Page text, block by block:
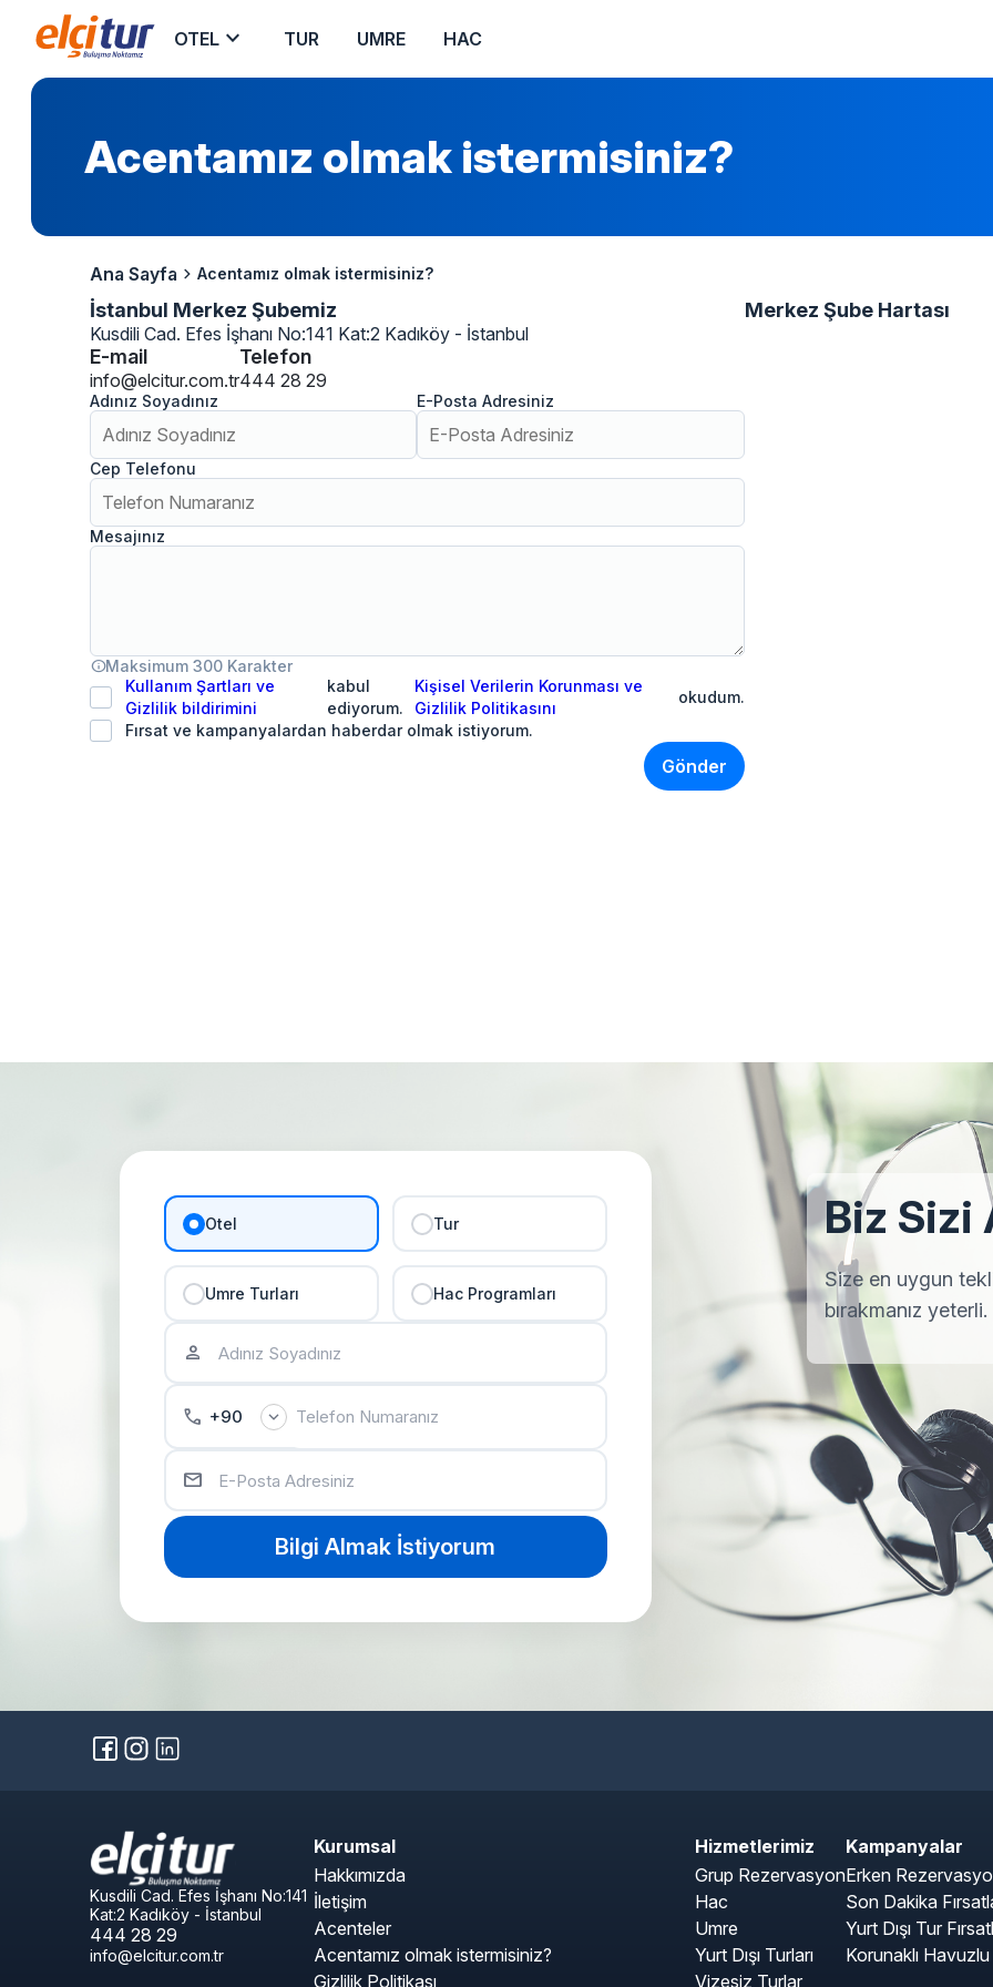
OTEL keyboard_arrow_down TUR UMRE HAC
Acentamız olmak istermisiniz?
Ana Sayfa chevron_right Acentamız olmak istermisiniz?
İstanbul Merkez Şubemiz
Kusdili Cad. Efes İşhanı No:141 Kat:2 Kadıköy - İstanbul
E-mail
info@elcitur.com.tr
Telefon
444 28 29
Adınız Soyadınız E-Posta Adresiniz
Cep Telefonu
Mesajınız
infoMaksimum 300 Karakter
Kullanım Şartları ve
Gizlilik bildirimini
kabul
ediyorum.
Kişisel Verilerin Korunması ve
Gizlilik Politikasını
okudum.
Fırsat ve kampanyalardan haberdar olmak istiyorum.
Gönder
Merkez Şube Hartası
Otel Tur
Umre Turları Hac Programları
person
phone +90 expand_more
email
Biz Sizi
Size en uygun
bırakmanız yeterli.
Kusdili Cad. Efes İşhanı No:141
Kat:2 Kadıköy - İstanbul
444 28 29
info@elcitur.com.tr
Kurumsal
Hakkımızda
İletişim
Acenteler
Acentamız olmak istermisiniz?
Gizlilik Politikası
Hizmetlerimiz
Grup Rezervasyon
Hac
Umre
Yurt Dışı Turları
Vizesiz Turlar
Kampanyalar
Erken
Son Dakika
Yurt Dışı Tur
Korunaklı